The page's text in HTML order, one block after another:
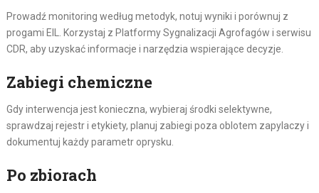
Prowadź monitoring według metodyk, notuj wyniki i porównuj z
progami EIL. Korzystaj z Platformy Sygnalizacji Agrofagów i serwisu
CDR, aby uzyskać informacje i narzędzia wspierające decyzje.
Zabiegi chemiczne
Gdy interwencja jest konieczna, wybieraj środki selektywne,
sprawdzaj rejestr i etykiety, planuj zabiegi poza oblotem zapylaczy i
dokumentuj każdy parametr oprysku.
Po zbiorach